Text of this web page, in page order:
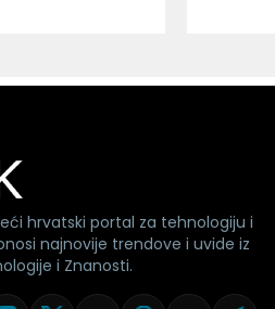
hrvatski portal za tehnologiju i
najnovije trendove i uvide iz
i Znanosti.